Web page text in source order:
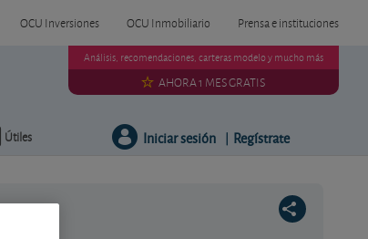
OCU Inversiones OCU Inmobiliario Prensa e instituciones
Útiles
Análisis, recomendaciones, carteras modelo y mucho más
AHORA 1 MES GRATIS
Iniciar sesión | Regístrate